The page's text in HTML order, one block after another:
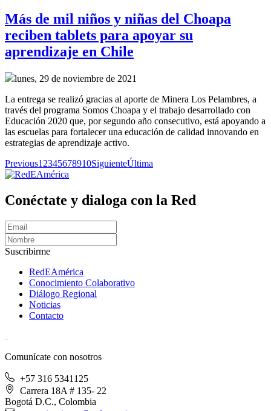
Más de mil niños y niñas del Choapa
reciben tablets para apoyar su
aprendizaje en Chile
lunes, 29 de noviembre de 2021
La entrega se realizó gracias al aporte de Minera Los Pelambres, a
través del programa Somos Choapa y el trabajo desarrollado con
Educación 2020 que, por segundo año consecutivo, está apoyando a
las escuelas para fortalecer una educación de calidad innovando en
estrategias de aprendizaje activo.
Previous1 2345678910SiguienteÚltima
Conéctate y dialoga con la Red
Suscribirme
RedEAmérica
Conocimiento Colaborativo
Diálogo Regional
Noticias
Contacto
Comunícate con nosotros
+57 316 5341125
Carrera 18A # 135- 22
Bogotá D.C., Colombia